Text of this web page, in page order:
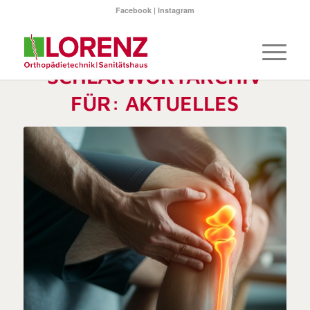
Facebook| Instagram
SCHLAGWORTARCHIV
FÜR: AKTUELLES